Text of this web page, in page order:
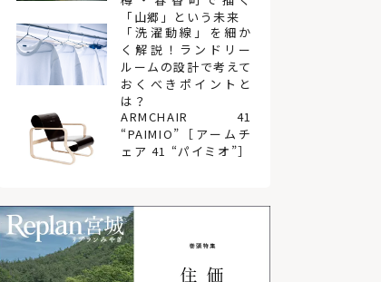
「山郷」という未来
「洗濯動線」を細か
く解説！ランドリー
ルームの設計で考えて
おくべきポイントと
は？
ARMCHAIR 41
“PAIMIO”［アームチ
ェア 41 “パイミオ”］